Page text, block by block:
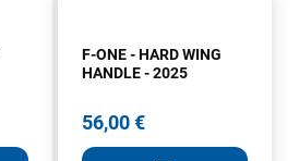
F-ONE - HARD WING
HANDLE - 2025
56,00 €